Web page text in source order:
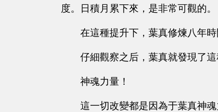
度。日積月累下來，是非常可觀的。
在這種提升下，葉真修煉八年
仔細觀察之后，葉真就發現了
神魂力量！
這一切改變都是因為于葉真神